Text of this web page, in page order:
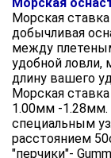
Морская
добычливая
между
удобной ловли,
длину вашего
Морская
1.00мм -1.28мм.
специальным
расстоянием
"перчики"-